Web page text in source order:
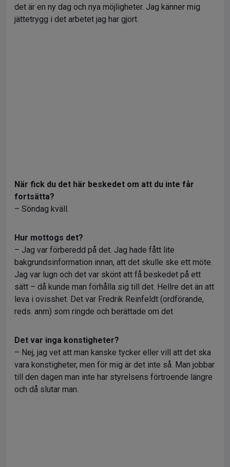
det är en ny dag och nya möjligheter. Jag känner mig
jättetrygg i det arbetet jag har gjort.
När fick du det här beskedet om att du inte får
fortsätta?
– Söndag kväll.
Hur mottogs det?
– Jag var förberedd på det. Jag hade fått lite
bakgrundsinformation innan, att det skulle ske ett möte.
Jag var lugn och det var skönt att få beskedet på ett
sätt – då kunde man förhålla sig till det. Hellre det än att
leva i ovisshet. Det var Fredrik Reinfeldt (ordförande,
reds. anm) som ringde och berättade om det
Det var inga konstigheter?
– Nej, jag vet att man kanske tycker eller vill att det ska
vara konstigheter, men för mig är det inte så. Man jobbar
till den dagen man inte har styrelsens förtroende längre
och då slutar man.